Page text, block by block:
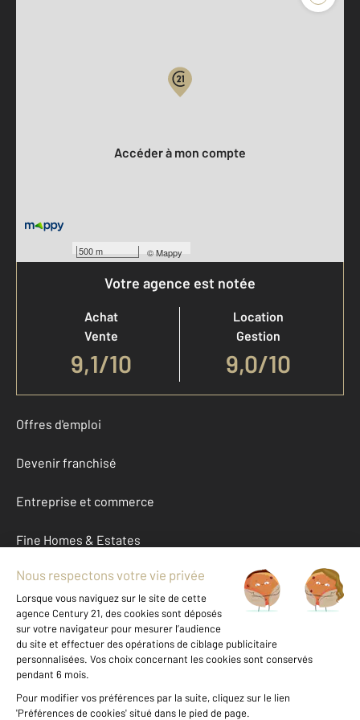
500 m ©Mappy
Accéder à mon compte
Votre agence est notée
Achat
Vente
9,1/10
Location
Gestion
9,0/10
Offres d'emploi
Devenir franchisé
Entreprise et commerce
Fine Homes & Estates
À propos
International
Nous contacter